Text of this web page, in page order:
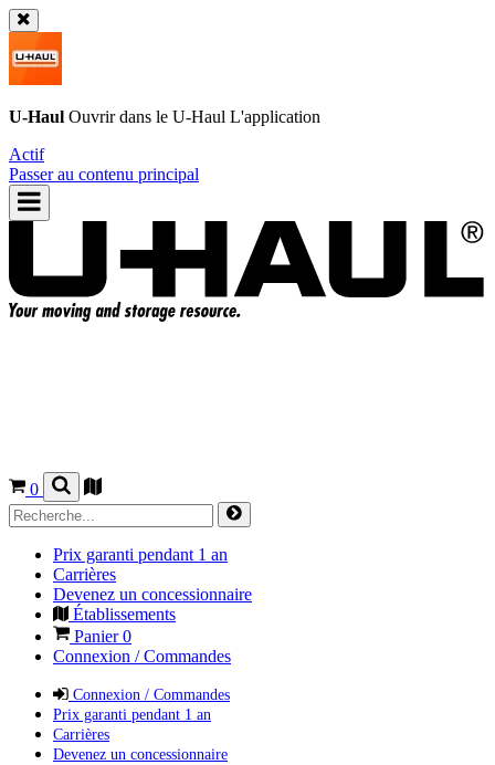
U-Haul Ouvrir dans le U-Haul L'application
Actif
Passer au contenu principal
0
Prix garanti pendant 1 an
Carrières
Devenez un concessionnaire
Établissements
Panier0
Connexion / Commandes
Connexion / Commandes
Prix garanti pendant 1 an
Carrières
Devenez un concessionnaire